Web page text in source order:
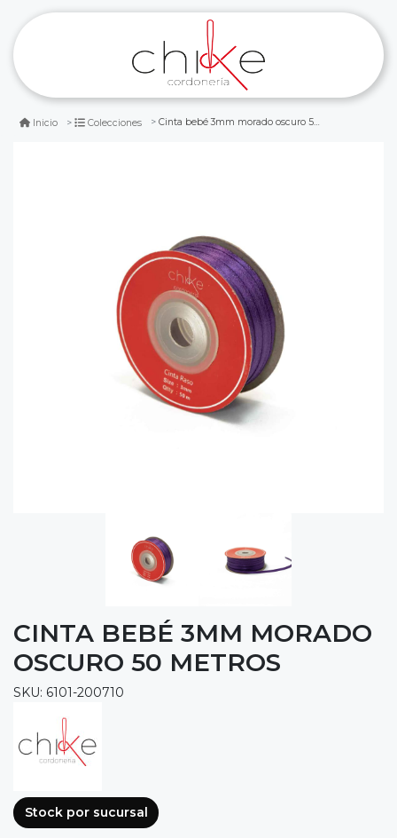
Inicio Colecciones Cinta bebé 3mm morado oscuro 50 metros
CINTA BEBÉ 3MM MORADO
OSCURO 50 METROS
SKU: 6101-200710
Stock por sucursal